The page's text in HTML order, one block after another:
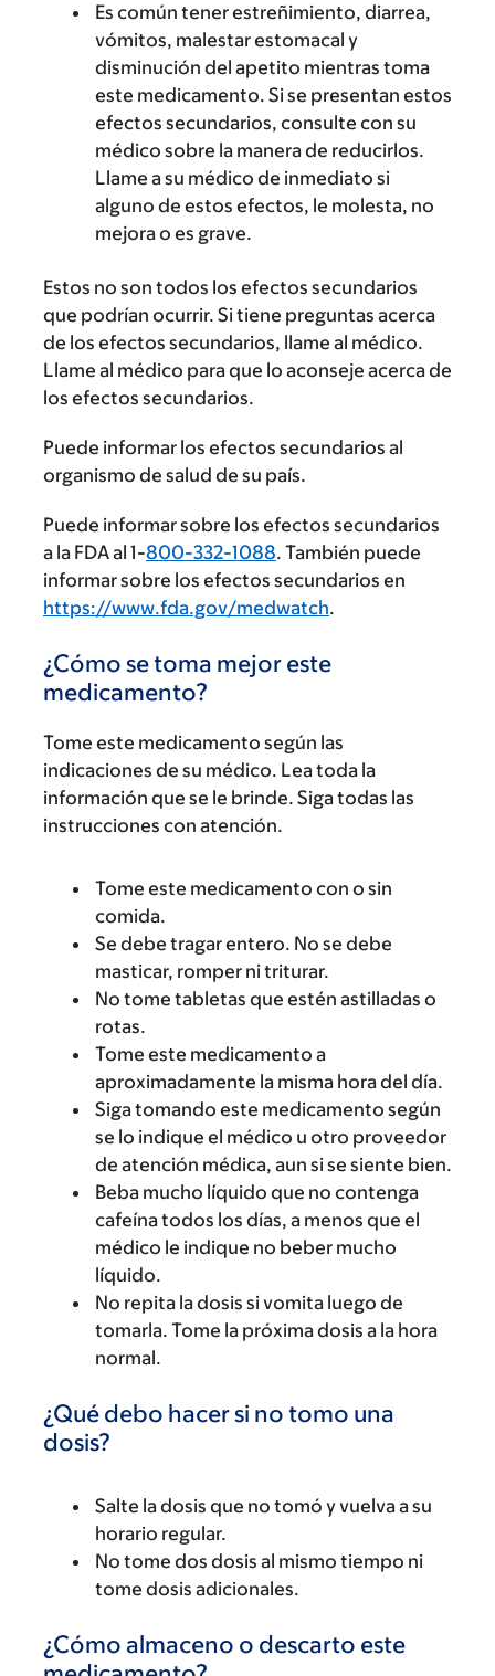
Es común tener estreñimiento, diarrea,
vómitos, malestar estomacal y
disminución del apetito mientras toma
este medicamento. Si se presentan estos
efectos secundarios, consulte con su
médico sobre la manera de reducirlos.
Llame a su médico de inmediato si
alguno de estos efectos, le molesta, no
mejora o es grave.
Estos no son todos los efectos secundarios
que podrían ocurrir. Si tiene preguntas acerca
de los efectos secundarios, llame al médico.
Llame al médico para que lo aconseje acerca de
los efectos secundarios.
Puede informar los efectos secundarios al
organismo de salud de su país.
Puede informar sobre los efectos secundarios
a la FDA al 1-800-332-1088. También puede
informar sobre los efectos secundarios en
https://www.fda.gov/medwatch.
¿Cómo se toma mejor este
medicamento?
Tome este medicamento según las
indicaciones de su médico. Lea toda la
información que se le brinde. Siga todas las
instrucciones con atención.
Tome este medicamento con o sin
comida.
Se debe tragar entero. No se debe
masticar, romper ni triturar.
No tome tabletas que estén astilladas o
rotas.
Tome este medicamento a
aproximadamente la misma hora del día.
Siga tomando este medicamento según
se lo indique el médico u otro proveedor
de atención médica, aun si se siente bien.
Beba mucho líquido que no contenga
cafeína todos los días, a menos que el
médico le indique no beber mucho
líquido.
No repita la dosis si vomita luego de
tomarla. Tome la próxima dosis a la hora
normal.
¿Qué debo hacer si no tomo una
dosis?
Salte la dosis que no tomó y vuelva a su
horario regular.
No tome dos dosis al mismo tiempo ni
tome dosis adicionales.
¿Cómo almaceno o descarto este